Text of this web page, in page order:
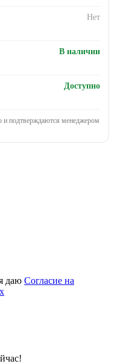
Нет
В наличии
Доступно
и подтверждаются менеджером
даю Согласие на